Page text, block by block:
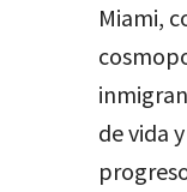
Miami,
de vida